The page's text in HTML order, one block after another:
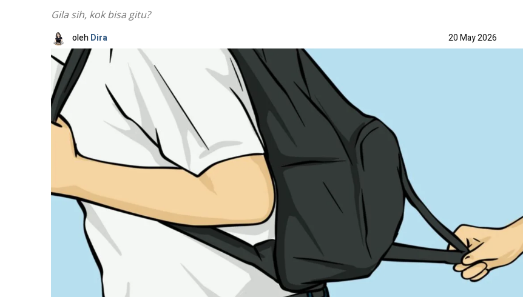
Gila sih, kok bisa gitu?
olehDira 20 May 2026